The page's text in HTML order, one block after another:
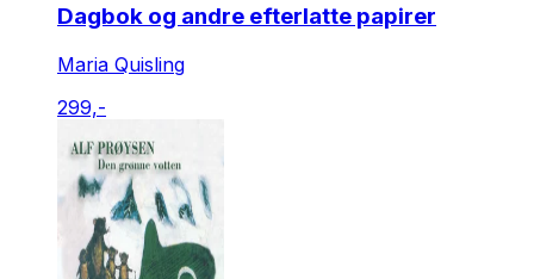
Dagbok og andre efterlatte papirer
Maria Quisling
299,-